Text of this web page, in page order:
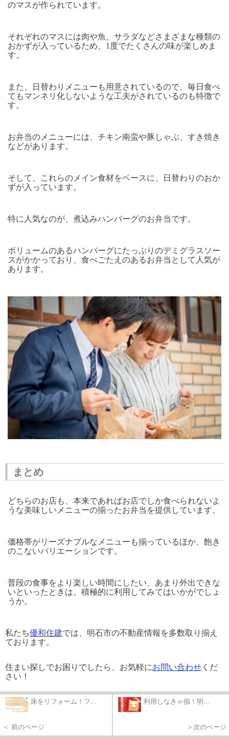
のマスが作られています。
それぞれのマスには肉や魚、サラダなどさまざまな種類の
おかずが入っているため、1度でたくさんの味が楽しめま
す。
また、日替わりメニューも用意されているので、毎日食べ
てもマンネリ化しないような工夫がされているのも特徴で
す。
お弁当のメニューには、チキン南蛮や豚しゃぶ、すき焼き
などがあります。
そして、これらのメイン食材をベースに、日替わりのおか
ずが入っています。
特に人気なのが、煮込みハンバーグのお弁当です。
ボリュームのあるハンバーグにたっぷりのデミグラスソー
スがかかっており、食べごたえのあるお弁当として人気が
あります。
まとめ
どちらのお店も、本来であればお店でしか食べられないよ
うな美味しいメニューの揃ったお弁当を提供しています。
価格帯がリーズナブルなメニューも揃っているほか、飽き
のこないバリエーションです。
普段の食事をより楽しい時間にしたい、あまり外出できな
いといったときは、積極的に利用してみてはいかがでしょ
うか。
私たち優和住建では、明石市の不動産情報を多数取り揃え
ております。
住まい探しでお困りでしたら、お気軽にお問い合わせ くだ
さい！
床をリフォーム！フ...
＜ 前のページ
利用しなきゃ損！明...
＞次のページ